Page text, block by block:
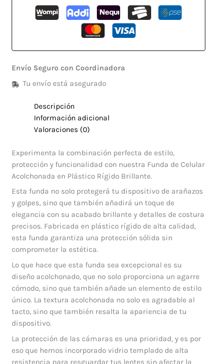
Envío Seguro con Coordinadora
Tu envío está asegurado
Descripción
Información adicional
Valoraciones (0)
Experimenta la combinación perfecta de estilo,
protección y funcionalidad con nuestra Funda de Celular
Acolchonada en Plástico Rígido Brillante.
Esta funda no solo protegerá tu dispositivo de arañazos
y golpes, sino que también añadirá un toque de
elegancia con su acabado brillante y detalles de costura
precisos. Fabricada en plástico rígido de alta calidad,
esta funda garantiza una protección sólida sin
comprometer la estética.
Lo que hace que esta funda sea excepcional es su
diseño acolchonado, que no solo proporciona un agarre
cómodo, sino que también añade un elemento de estilo
único. La textura acolchonada no solo es agradable al
tacto, sino que también resalta la apariencia de tu
dispositivo.
La protección de las cámaras es una prioridad, y es por
eso que hemos incorporado vidrio templado de alta
resistencia para resguardar tus lentes sin afectar la